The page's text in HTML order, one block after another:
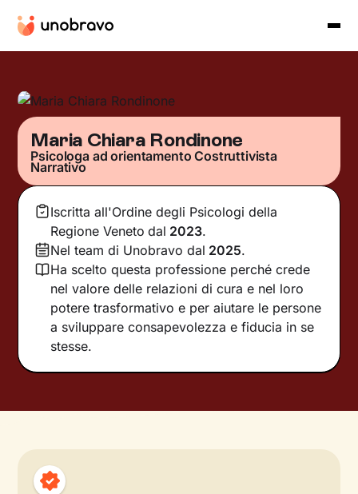
Maria Chiara Rondinone
Psicologa ad orientamento Costruttivista
Narrativo
Iscritta all'Ordine degli Psicologi della
Regione Veneto dal 2023.
Nel team di Unobravo dal 2025.
Ha scelto questa professione perché crede
nel valore delle relazioni di cura e nel loro
potere trasformativo e per aiutare le persone
a sviluppare consapevolezza e fiducia in se
stesse.